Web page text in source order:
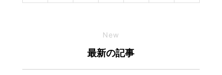
New
最新の記事